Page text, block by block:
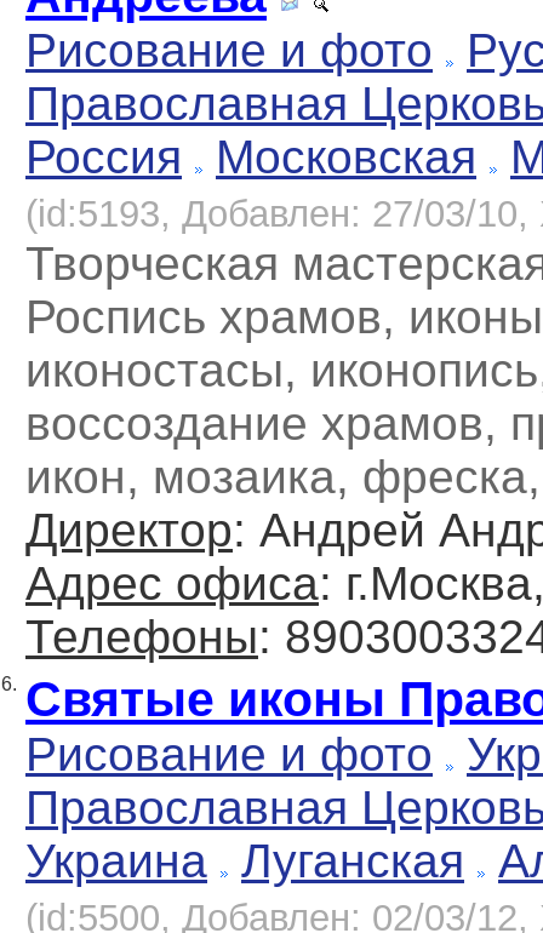
Рисование и фото
Православная
Россия
Московская
(id:5193, Добавлен: 27/03/10,
Творческая
Роспись храмов,
иконостасы,
воссоздание храмов,
икон, мозаика,
Директор: Андрей
Адрес офиса:
Телефоны:
6. Святые иконы
Рисование и фото
Православная
Украина
Луганская
(id:5500, Добавлен: 02/03/12,